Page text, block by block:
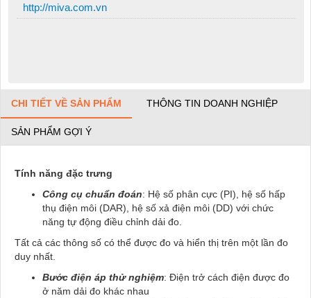
http://miva.com.vn
CHI TIẾT VỀ SẢN PHẨM THÔNG TIN DOANH NGHIỆP
SẢN PHẨM GỢI Ý
Tính năng đặc trưng
Công cụ chuẩn đoán: Hệ số phân cực (PI), hệ số hấp
thụ điện môi (DAR), hệ số xả điện môi (DD) với chức
năng tự động điều chỉnh dải đo.
Tất cả các thông số có thể được đo và hiển thị trên một lần đo
duy nhất.
Bước điện áp thử nghiệm: Điện trở cách điện được đo
ở năm dải đo khác nhau